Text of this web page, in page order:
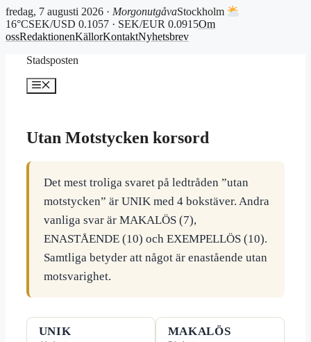
fredag, 7 augusti 2026 · MorgonutgåvaStockholm
16°CSEK/USD 0.1057 · SEK/EUR 0.0915Om
ossRedaktionenKällorKontaktNyhetsbrev
Stadsposten
Meny
Utan Motstycken korsord
Det mest troliga svaret på ledtråden ”utan
motstycken” är UNIK med 4 bokstäver. Andra
vanliga svar är MAKALÖS (7),
ENASTÅENDE (10) och EXEMPELLÖS (10).
Samtliga betyder att något är enastående utan
motsvarighet.
UNIK MAKALÖS